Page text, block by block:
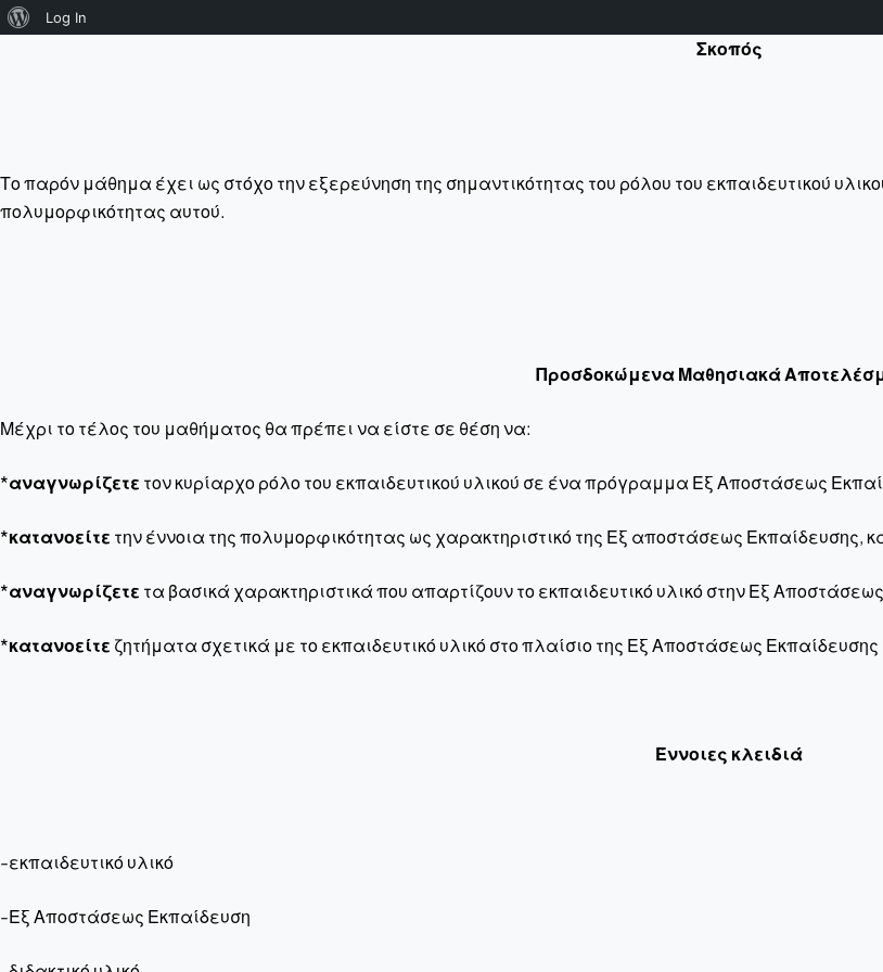
About
Log In
Σκοπός
Το παρόν μάθημα έχει ως στόχο την εξερεύνηση της σημαντικότητας του ρόλου του εκπαιδευτικού
πολυμορφικότητας αυτού.
Προσδοκώμενα Μαθησιακά
Μέχρι το τέλος του μαθήματος θα πρέπει να είστε σε θέση να:
*αναγνωρίζετε τον κυρίαρχο ρόλο του εκπαιδευτικού υλικού σε ένα πρόγραμμα Εξ Αποστάσεως
*κατανοείτε την έννοια της πολυμορφικότητας ως χαρακτηριστικό της Εξ αποστάσεως Εκπαίδευσης,
*αναγνωρίζετε τα βασικά χαρακτηριστικά που απαρτίζουν το εκπαιδευτικό υλικό στην Εξ
*κατανοείτε ζητήματα σχετικά με το εκπαιδευτικό υλικό στο πλαίσιο της Εξ Αποστάσεως Εκπαίδευσης
Έννοιες κλειδιά
-εκπαιδευτικό υλικό
-Εξ Αποστάσεως Εκπαίδευση